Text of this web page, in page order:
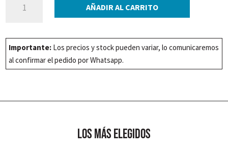
PEIRANO
VELVET
DUCHA
EMB.
190P)
AÑADIR AL CARRITO
Importante: Los precios y stock pueden variar, lo comunicaremos
al confirmar el pedido por Whatsapp.
los más elegidos